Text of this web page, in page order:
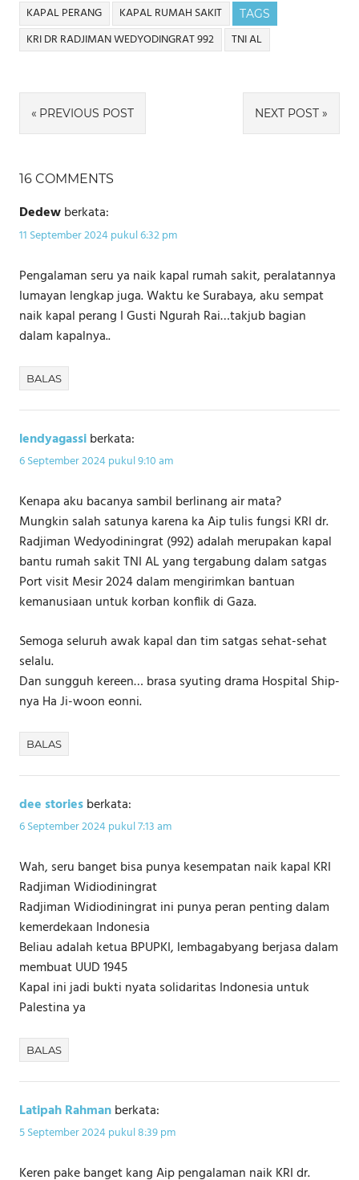
TAGS
KAPAL PERANG
KAPAL RUMAH SAKIT
KRI DR RADJIMAN WEDYODINGRAT 992
TNI AL
Navigasi
pos
PREVIOUS POST NEXT POST
16 COMMENTS
Dedewberkata:
11 September 2024 pukul 6:32 pm
Pengalaman seru ya naik kapal rumah sakit, peralatannya
lumayan lengkap juga. Waktu ke Surabaya, aku sempat
naik kapal perang I Gusti Ngurah Rai…takjub bagian
dalam kapalnya..
BALAS
lendyagassiberkata:
6 September 2024 pukul 9:10 am
Kenapa aku bacanya sambil berlinang air mata?
Mungkin salah satunya karena ka Aip tulis fungsi KRI dr.
Radjiman Wedyodiningrat (992) adalah merupakan kapal
bantu rumah sakit TNI AL yang tergabung dalam satgas
Port visit Mesir 2024 dalam mengirimkan bantuan
kemanusiaan untuk korban konflik di Gaza.
Semoga seluruh awak kapal dan tim satgas sehat-sehat
selalu.
Dan sungguh kereen… brasa syuting drama Hospital Ship-
nya Ha Ji-woon eonni.
BALAS
dee storiesberkata:
6 September 2024 pukul 7:13 am
Wah, seru banget bisa punya kesempatan naik kapal KRI
Radjiman Widiodiningrat
Radjiman Widiodiningrat ini punya peran penting dalam
kemerdekaan Indonesia
Beliau adalah ketua BPUPKI, lembagabyang berjasa dalam
membuat UUD 1945
Kapal ini jadi bukti nyata solidaritas Indonesia untuk
Palestina ya
BALAS
Latipah Rahmanberkata:
5 September 2024 pukul 8:39 pm
Keren pake banget kang Aip pengalaman naik KRI dr.